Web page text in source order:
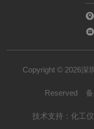
Copyright © 2026深
Reserved
技术支持： 化工